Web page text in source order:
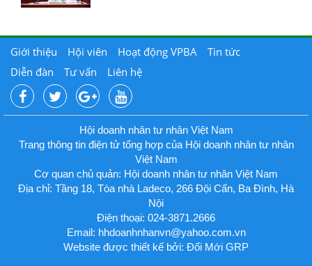
Giới thiệu Hội viên Hoạt động VPBA
Tin tức
Diễn đàn
Tư vấn Liên hệ
Hội doanh nhân tư nhân Việt Nam
Trang thông tin điện tử tổng hợp của Hội doanh nhân tư nhân
Việt Nam
Cơ quan chủ quản: Hội doanh nhân tư nhân Việt Nam
Địa chỉ: Tầng 18, Tòa nhà Ladeco, 266 Đội Cấn, Ba Đình, Hà
Nội
Điện thoại: 024-3871.2666
Email: hhdoanhnhanvn@yahoo.com.vn
Website được thiết kế bởi: Đổi Mới GRP